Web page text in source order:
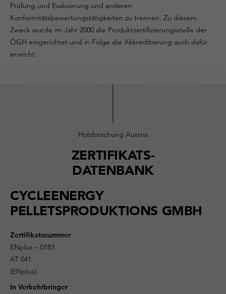
Prüfung und Evaluierung und anderen
Konformitätsbewertungstätigkeiten zu trennen. Zu diesem
Zweck wurde im Jahr 2000 die Produktzertifizierungsstelle der
ÖGH eingerichtet und in Folge die Akkreditierung auch dafür
erreicht.
Holzforschung Austria
ZERTIFIKATS-
DATENBANK
CYCLEENERGY
PELLETSPRODUKTIONS GMBH
Zertifikatsnummer
ENplus – 0183
AT 041
(ENplus)
In Verkehrbringer